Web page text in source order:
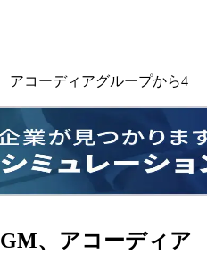
アコーディアグループから4
、アコーディア